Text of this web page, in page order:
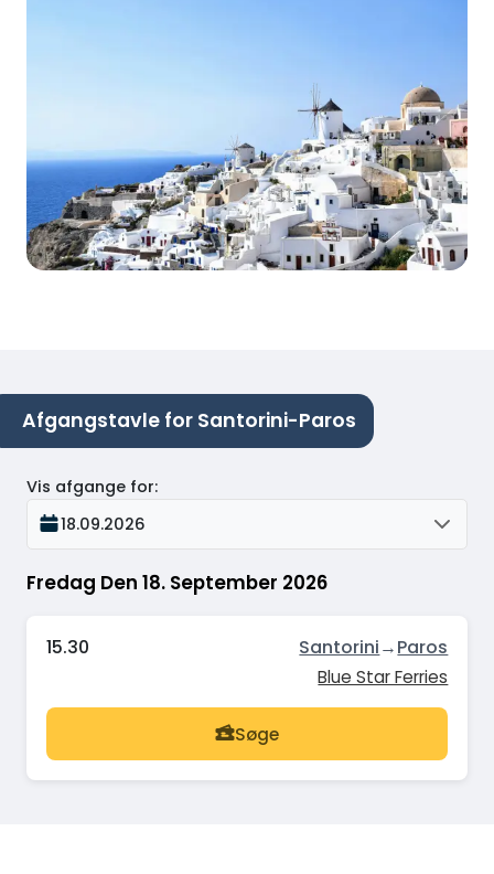
Afgangstavle for Santorini-Paros
Fredag Den 18. September 2026
Vis afgange for:
18.09.2026
15.30 Santorini→Paros
Blue Star Ferries
Søge